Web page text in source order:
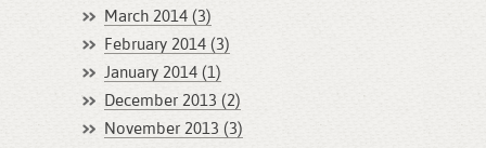
March 2014 (3)
February 2014 (3)
January 2014 (1)
December 2013 (2)
November 2013 (3)